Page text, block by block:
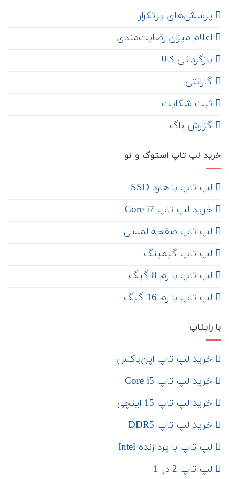
‌ پرسش‌های پرتکرار
اعلام میزان رضایت‌مندی
‌ بازگردانی کالا
گارانتی
ثبت شکایت
‌ گزارش باگ
خرید لپ تاپ استوک و نو
لپ تاپ با هارد SSD
خرید لپ تاپ Core i7
لپ تاپ صفحه لمسی
لپ تاپ گیمینگ
لپ تاپ با رم 8 گیگ
لپ تاپ با رم 16 گیگ
با رایتاپ
‌ خرید لپ تاپ اپن‌باکس
خرید لپ تاپ Core i5
‌‌ خرید لپ تاپ 15 اینچی
خرید لپ تاپ DDR5
لپ تاپ با پردازنده Intel
لپ تاپ 2 در 1